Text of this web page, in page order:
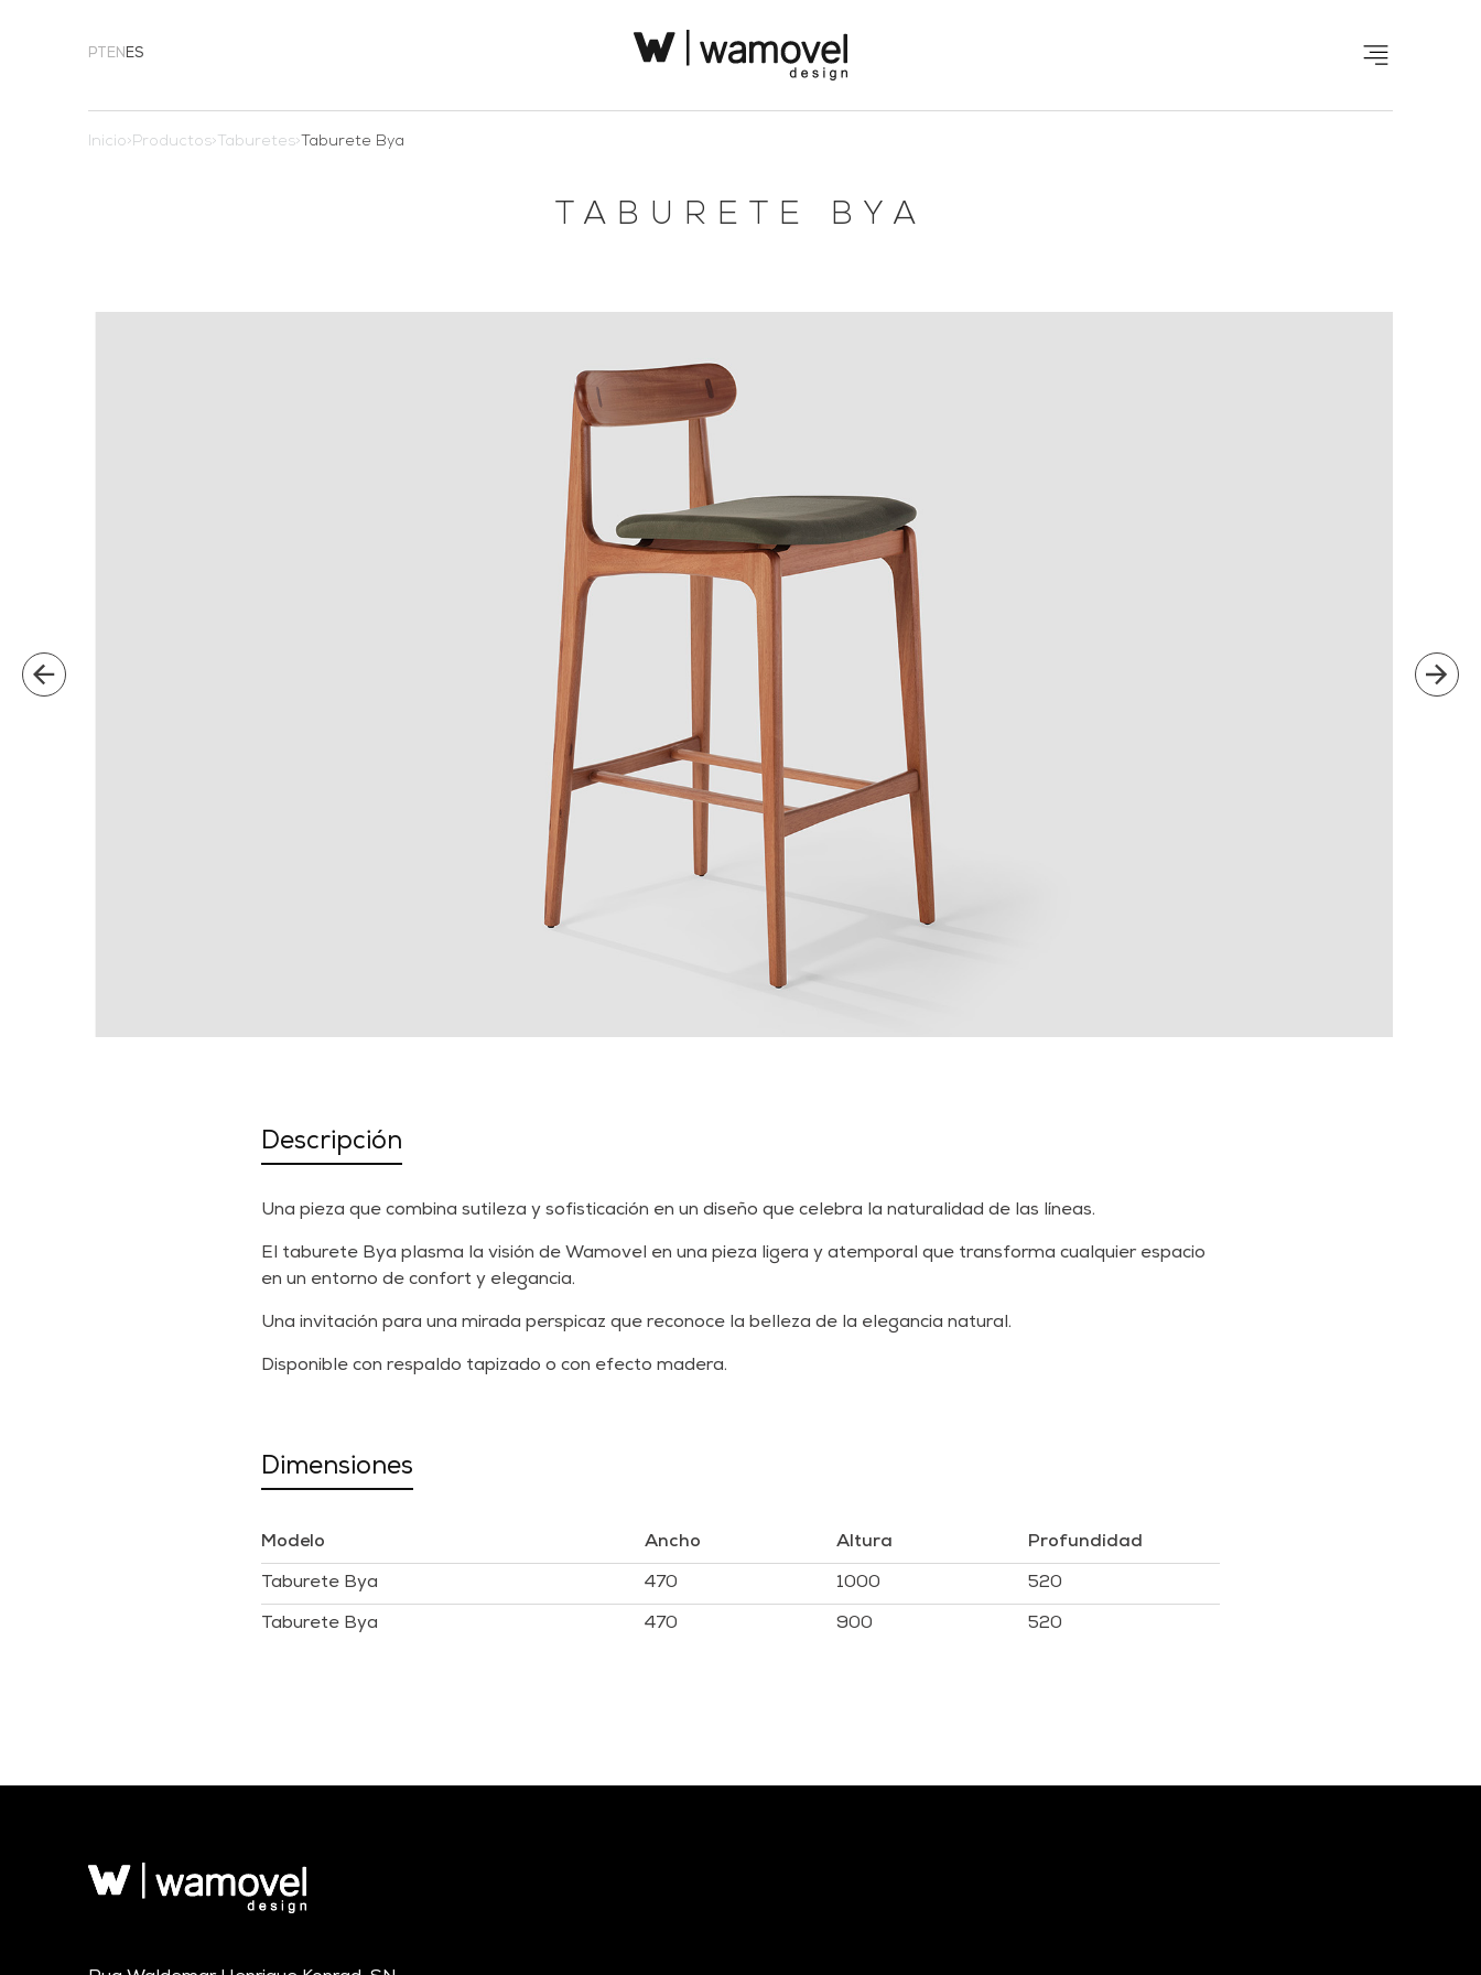
PT ENES
Inicio>Productos> Taburetes> Taburete Bya
TABURETE BYA
Descripción
Una pieza que combina sutileza y sofisticación en un diseño que celebra la naturalidad de las líneas.
El taburete Bya plasma la visión de Wamovel en una pieza ligera y atemporal que transforma cualquier espacio
en un entorno de confort y elegancia.
Una invitación para una mirada perspicaz que reconoce la belleza de la elegancia natural.
Disponible con respaldo tapizado o con efecto madera.
Dimensiones
Modelo Ancho Altura Profundidad
Taburete Bya 470 1000 520
Taburete Bya 470 900 520